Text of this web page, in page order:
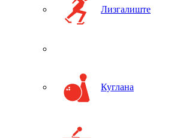
Лизгалиште
Куглана